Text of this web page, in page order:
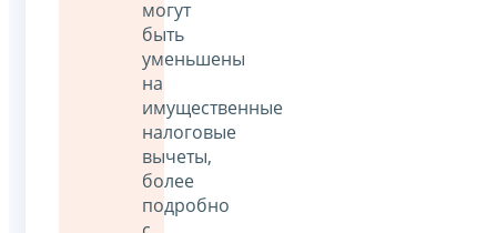
могут
быть
уменьшены
на
имущественные
налоговые
вычеты,
более
подробно